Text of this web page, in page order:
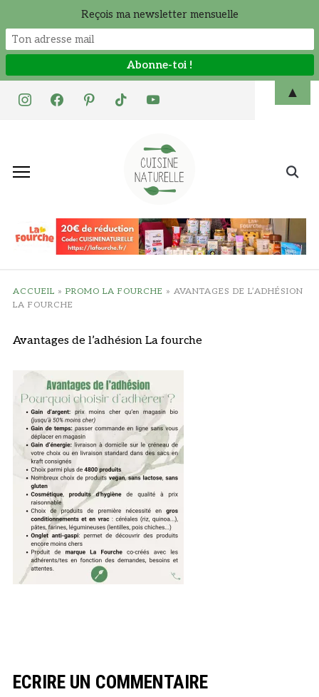
instagramfacebookpinteresttiktok youtube
Search
ACCUEIL » PROMO LA FOURCHE » AVANTAGES DE L’ADHÉSION
LA FOURCHE
Avantages de l’adhésion La fourche
ECRIRE UN COMMENTAIRE
Reçois ma newsletter mensuelle
▲